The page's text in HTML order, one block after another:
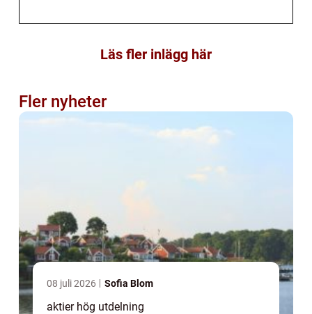
Läs fler inlägg här
Fler nyheter
08 juli 2026 Sofia Blom
aktier hög utdelning